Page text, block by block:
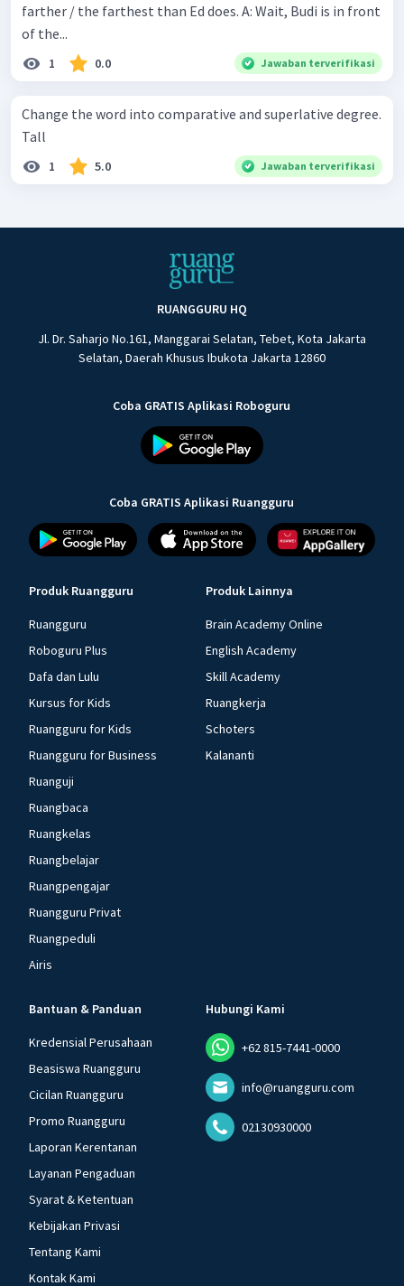
farther / the farthest than Ed does. A: Wait, Budi is in front
of the...
1 0.0 Jawaban terverifikasi
Change the word into comparative and superlative degree.
Tall
1 5.0 Jawaban terverifikasi
RUANGGURU HQ
Jl. Dr. Saharjo No.161, Manggarai Selatan, Tebet, Kota Jakarta
Selatan, Daerah Khusus Ibukota Jakarta 12860
Coba GRATIS Aplikasi Roboguru
Coba GRATIS Aplikasi Ruangguru
Produk Ruangguru
Ruangguru
Roboguru Plus
Dafa dan Lulu
Kursus for Kids
Ruangguru for Kids
Ruangguru for Business
Ruanguji
Ruangbaca
Ruangkelas
Ruangbelajar
Ruangpengajar
Ruangguru Privat
Ruangpeduli
Airis
Produk Lainnya
Brain Academy Online
English Academy
Skill Academy
Ruangkerja
Schoters
Kalananti
Bantuan & Panduan
Kredensial Perusahaan
Beasiswa Ruangguru
Cicilan Ruangguru
Promo Ruangguru
Laporan Kerentanan
Layanan Pengaduan
Syarat & Ketentuan
Kebijakan Privasi
Tentang Kami
Kontak Kami
Hubungi Kami
+62 815-7441-0000
info@ruangguru.com
02130930000